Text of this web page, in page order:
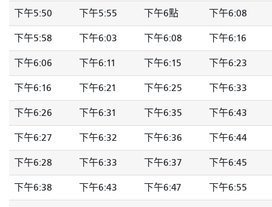
下午5:50 下午5:55 下午6點 下午6:08
下午5:58 下午6:03 下午6:08 下午6:16
下午6:06 下午6:11 下午6:15 下午6:23
下午6:16 下午6:21 下午6:25 下午6:33
下午6:26 下午6:31 下午6:35 下午6:43
下午6:27 下午6:32 下午6:36 下午6:44
下午6:28 下午6:33 下午6:37 下午6:45
下午6:38 下午6:43 下午6:47 下午6:55